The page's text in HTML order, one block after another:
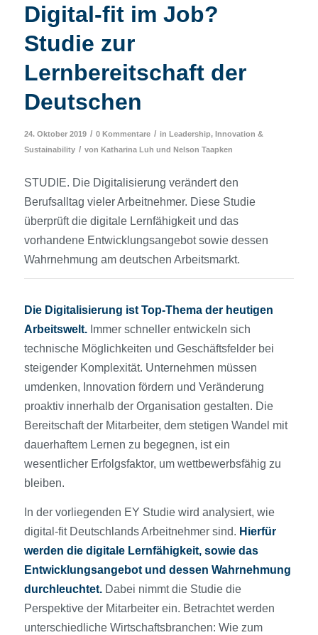
Digital-fit im Job?
Studie zur
Lernbereitschaft der
Deutschen
24. Oktober 2019 / 0 Kommentare / in Leadership, Innovation &
Sustainability / von Katharina Luh und Nelson Taapken
STUDIE. Die Digitalisierung verändert den
Berufsalltag vieler Arbeitnehmer. Diese Studie
überprüft die digitale Lernfähigkeit und das
vorhandene Entwicklungsangebot sowie dessen
Wahrnehmung am deutschen Arbeitsmarkt.
Die Digitalisierung ist Top-Thema der heutigen
Arbeitswelt.Immer schneller entwickeln sich
technische Möglichkeiten und Geschäftsfelder bei
steigender Komplexität. Unternehmen müssen
umdenken, Innovation fördern und Veränderung
proaktiv innerhalb der Organisation gestalten. Die
Bereitschaft der Mitarbeiter, dem stetigen Wandel mit
dauerhaftem Lernen zu begegnen, ist ein
wesentlicher Erfolgsfaktor, um wettbewerbsfähig zu
bleiben.
In der vorliegenden EY Studie wird analysiert, wie
digital-fit Deutschlands Arbeitnehmer sind. Hierfür
werden die digitale Lernfähigkeit, sowie das
Entwicklungsangebot und dessen Wahrnehmung
durchleuchtet.Dabei nimmt die Studie die
Perspektive der Mitarbeiter ein. Betrachtet werden
unterschiedliche Wirtschaftsbranchen: Wie zum